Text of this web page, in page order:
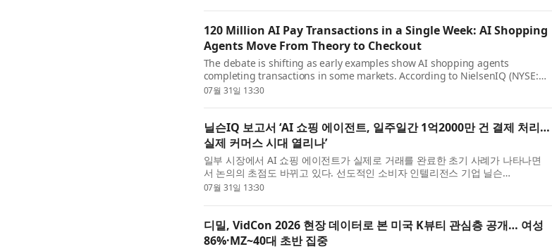
120 Million AI Pay Transactions in a Single Week: AI Shopping
Agents Move From Theory to Checkout
The debate is shifting as early examples show AI shopping agents
completing transactions in some markets. According to NielsenIQ (NYSE:
NIQ), a leading consumer intelligence company, its global report The
07월 31일 13:30
닐슨IQ 보고서 ‘AI 쇼핑 에이전트, 일주일간 1억2000만 건 결제 처리…
실제 커머스 시대 열리나’
일부 시장에서 AI 쇼핑 에이전트가 실제로 거래를 완료한 초기 사례가 나타나면
서 논의의 초점도 바뀌고 있다. 선도적인 소비자 인텔리전스 기업 닐슨
IQ(NielsenIQ, NYSE: NIQ)는 글로벌 보고서 ‘커머스 혁명: 동서양의 만남(The
07월 31일 13:30
디밀, VidCon 2026 현장 데이터로 본 미국 K뷰티 관심층 공개… 여성
86%·MZ~40대 초반 집중